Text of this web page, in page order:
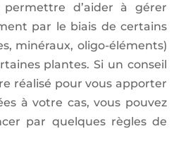
permettre d’aider à gérer
par le biais de certains
minéraux, oligo-éléments)
plantes. Si un conseil
réalisé pour vous apporter
à votre cas, vous pouvez
par quelques règles de